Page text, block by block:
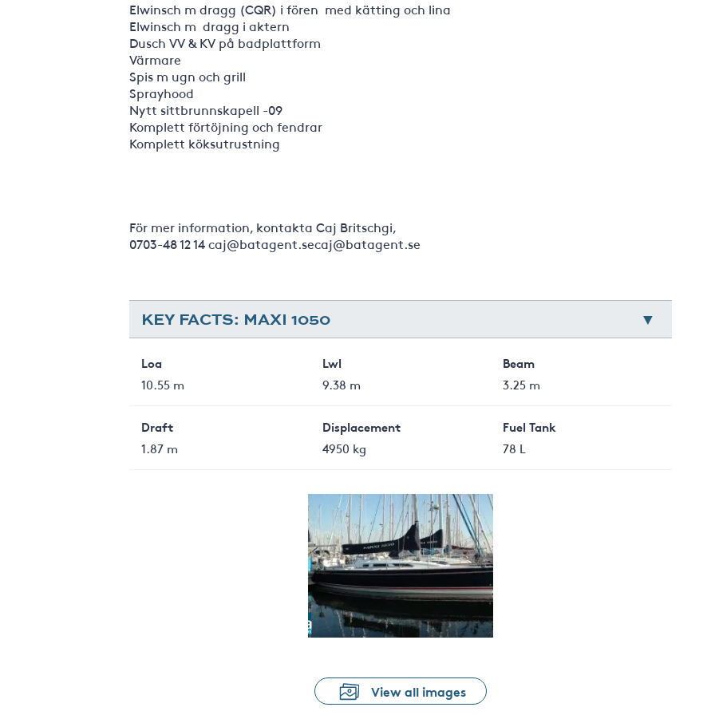
Elwinsch m dragg (CQR) i fören med kätting och lina
Elwinsch m dragg i aktern
Dusch VV & KV på badplattform
Värmare
Spis m ugn och grill
Sprayhood
Nytt sittbrunnskapell -09
Komplett förtöjning och fendrar
Komplett köksutrustning
För mer information, kontakta Caj Britschgi,
0703-48 12 14 caj@batagent.secaj@batagent.se
KEY FACTS: MAXI 1050
Loa
10.55 m
Lwl
9.38 m
Beam
3.25 m
Draft
1.87 m
Displacement
4950 kg
Fuel Tank
78 L
View all images